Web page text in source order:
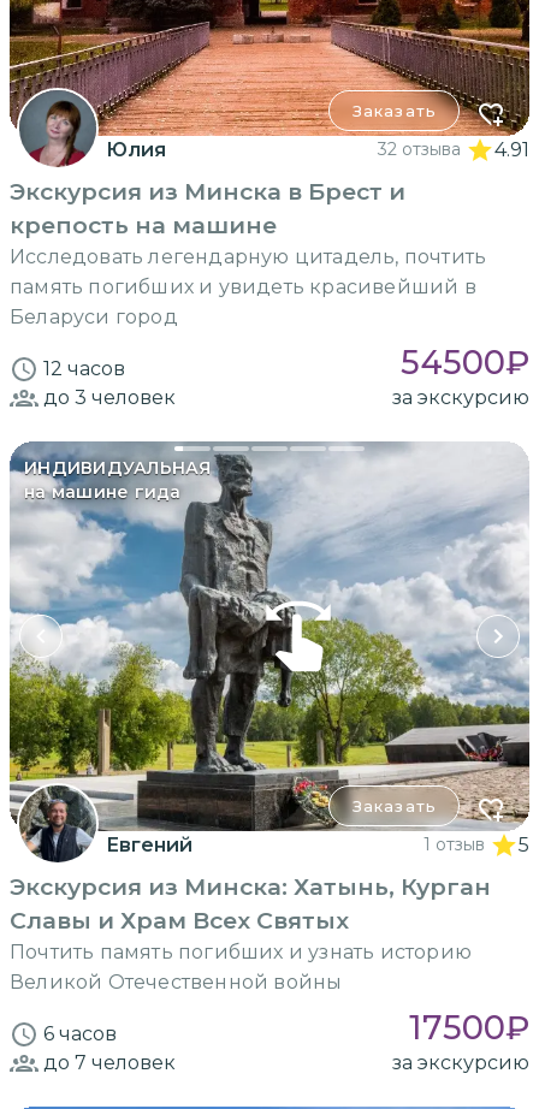
Заказать
Юлия 32 отзыва 4.91
Экскурсия из Минска в Брест и
крепость на машине
Исследовать легендарную цитадель, почтить
память погибших и увидеть красивейший в
Беларуси город
12 часов 54500₽
до 3 человек за экскурсию
ИНДИВИДУАЛЬНАЯ
на машине гида
Заказать
Евгений 1 отзыв 5
Экскурсия из Минска: Хатынь, Курган
Славы и Храм Всех Святых
Почтить память погибших и узнать историю
Великой Отечественной войны
6 часов 17500₽
до 7 человек за экскурсию